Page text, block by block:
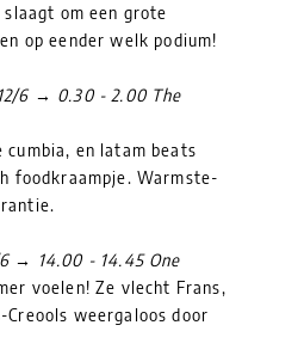
om een grote
op eender welk podium!
6 → 0.30 - 2.00 The
en latam beats
foodkraampje. Warmste-
→ 14.00 - 14.45 One
voelen! Ze vlecht Frans,
Creools weergaloos door